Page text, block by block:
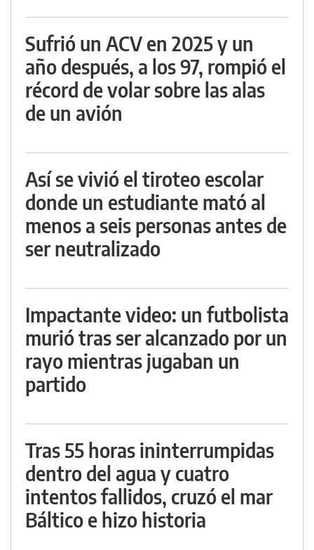
Sufrió un ACV en 2025 y un
año después, a los 97, rompió el
récord de volar sobre las alas
de un avión
Así se vivió el tiroteo escolar
donde un estudiante mató al
menos a seis personas antes de
ser neutralizado
Impactante video: un futbolista
murió tras ser alcanzado por un
rayo mientras jugaban un
partido
Tras 55 horas ininterrumpidas
dentro del agua y cuatro
intentos fallidos, cruzó el mar
Báltico e hizo historia